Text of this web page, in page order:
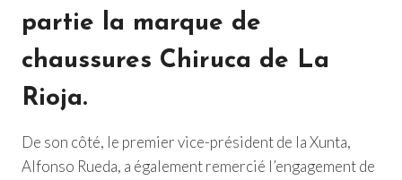
partie la marque de
chaussures Chiruca de La
Rioja.
De son côté, le premier vice-président de la Xunta,
Alfonso Rueda, a également remercié l’engagement de